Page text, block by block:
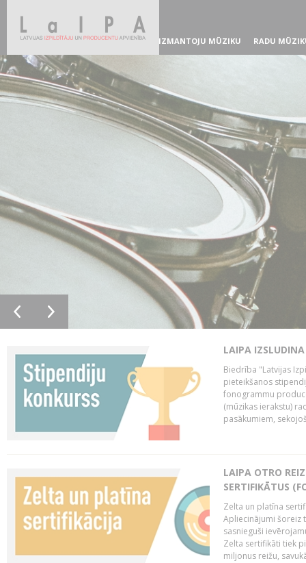
IZMANTOJU MŪZIKU RADU
LAIPA
Biedrība "Latvijas
pieteikšanos
fonogrammu
(mūzikas ierakstu)
pasākumiem,
LAIPA OTRO
SERTIFIKĀTUS
Zelta un platīna
Apliecinājumi šoreiz
sasnieguši
Zelta sertifikāti tiek
miljonus reižu,